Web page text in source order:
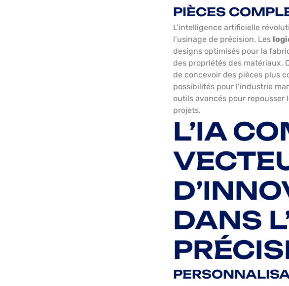
PIÈCES
L’intelligence artificielle
l’usinage de précision. Les
designs optimisés pour la
des propriétés des matériaux.
de concevoir des pièces plus
possibilités pour l’industrie
outils avancés pour repousser
projets.
L’IA
DANS